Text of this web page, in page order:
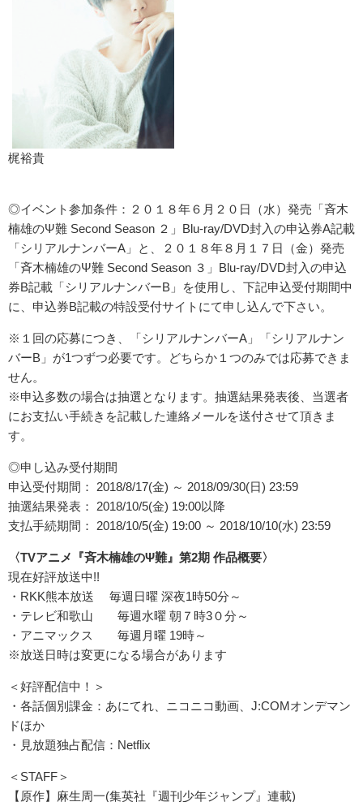
梶裕貴
◎イベント参加条件：２０１８年６月２０日（水）発売「斉木
楠雄のΨ難 Second Season ２」Blu-ray/DVD封入の申込券A記載
「シリアルナンバーA」と、２０１８年８月１７日（金）発売
「斉木楠雄のΨ難 Second Season ３」Blu-ray/DVD封入の申込
券B記載「シリアルナンバーB」を使用し、下記申込受付期間中
に、申込券B記載の特設受付サイトにて申し込んで下さい。
※１回の応募につき、「シリアルナンバーA」「シリアルナン
バーB」が1つずつ必要です。どちらか１つのみでは応募できま
せん。
※申込多数の場合は抽選となります。抽選結果発表後、当選者
にお支払い手続きを記載した連絡メールを送付させて頂きま
す。
◎申し込み受付期間
申込受付期間： 2018/8/17(金) ～ 2018/09/30(日) 23:59
抽選結果発表： 2018/10/5(金) 19:00以降
支払手続期間： 2018/10/5(金) 19:00 ～ 2018/10/10(水) 23:59
〈TVアニメ『斉木楠雄のΨ難』第2期 作品概要〉
現在好評放送中!!
・RKK熊本放送 毎週日曜 深夜1時50分～
・テレビ和歌山 毎週水曜 朝７時3０分～
・アニマックス 毎週月曜 19時～
※放送日時は変更になる場合があります
＜好評配信中！＞
・各話個別課金：あにてれ、ニコニコ動画、J:COMオンデマン
ドほか
・見放題独占配信：Netflix
＜STAFF＞
【原作】麻生周一(集英社『週刊少年ジャンプ』連載)